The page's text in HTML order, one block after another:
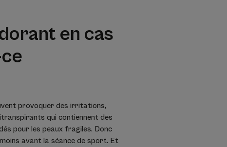
en cas
provoquer des irritations,
qui contiennent des
pour les peaux fragiles. Donc
avant la séance de sport. Et